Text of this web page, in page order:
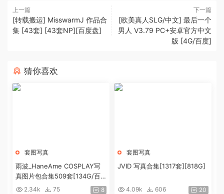
上一篇
[转载搬运] MisswarmJ 作品合
集 [43套] [43套NP][百度盘]
下一篇
[欧美真人SLG/中文] 最后一个
男人 V3.79 PC+安卓官方中文
版 [4G/百度]
猜你喜欢
套图写真
雨波_HaneAme COSPLAY写
真图片包合集509套[134G/百
度盘]2.34k 75 8
套图写真
JVID 写真合集[1317套][818G]
4.09k 606 20